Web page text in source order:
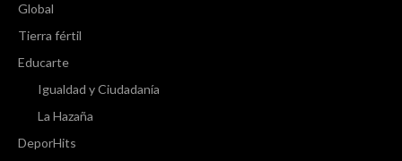
Global
Tierra fértil
Educarte
Igualdad y Ciudadanía
La Hazaña
DeporHits